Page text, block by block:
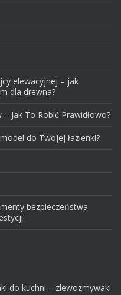
elewacyjnej – jak
dla drewna?
Jak To Robić Prawidłowo?
do Twojej łazienki?
bezpieczeństwa
do kuchni – zlewozmywaki